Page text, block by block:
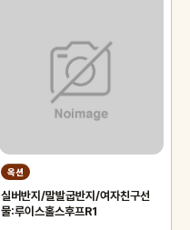
옥션
실버반지/말발굽반지/여자친구선
물:루이스홀스후프R1